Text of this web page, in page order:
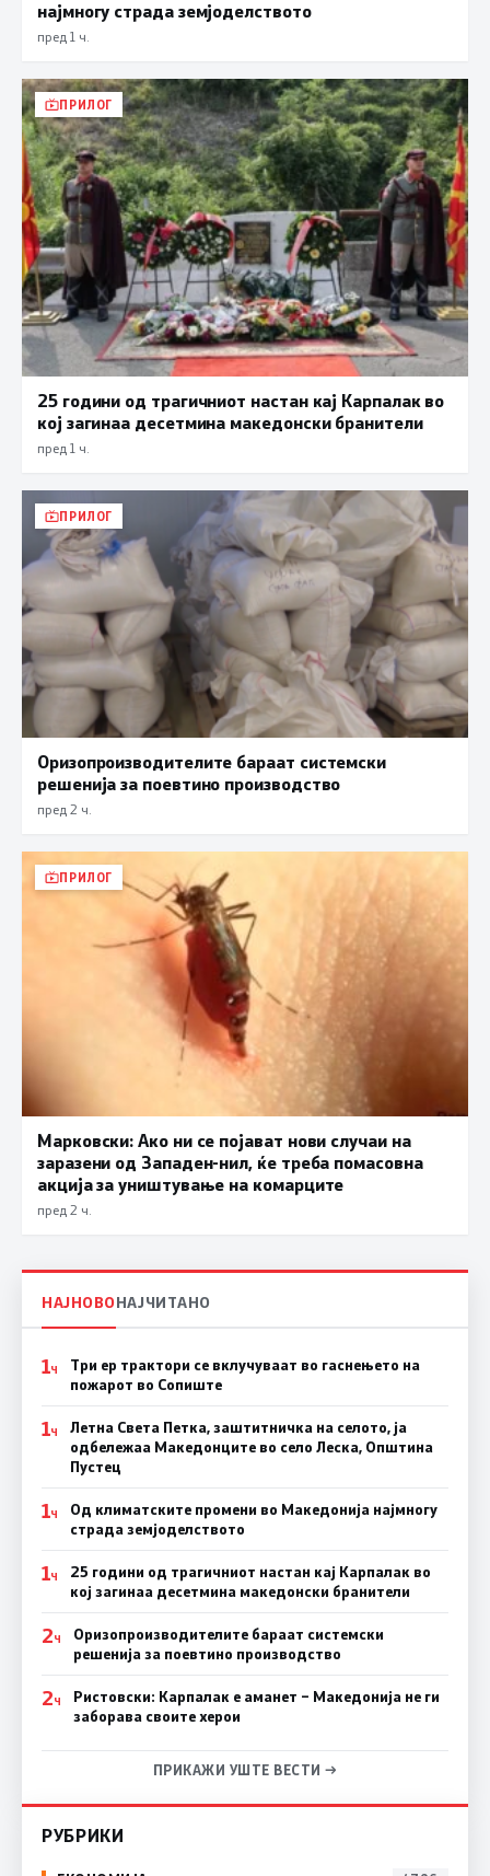
најмногу страда земјоделството
пред 1 ч.
ПРИЛОГ
25 години од трагичниот настан кај Карпалак во
кој загинаа десетмина македонски бранители
пред 1 ч.
ПРИЛОГ
Оризопроизводителите бараат системски
решенија за поевтино производство
пред 2 ч.
ПРИЛОГ
Марковски: Ако ни се појават нови случаи на
заразени од Западен-нил, ќе треба помасовна
акција за уништување на комарците
пред 2 ч.
НАЈНОВОНАЈЧИТАНО
1Ч
Три ер трактори се вклучуваат во гаснењето на
пожарот во Сопиште
1Ч
Летна Света Петка, заштитничка на селото, ја
одбележаа Македонците во село Леска, Општина
Пустец
1Ч
Од климатските промени во Македонија најмногу
страда земјоделството
1Ч
25 години од трагичниот настан кај Карпалак во
кој загинаа десетмина македонски бранители
2Ч
Оризопроизводителите бараат системски
решенија за поевтино производство
2Ч
Ристовски: Карпалак е аманет – Македонија не ги
заборава своите херои
ПРИКАЖИ УШТЕ ВЕСТИ →
РУБРИКИ